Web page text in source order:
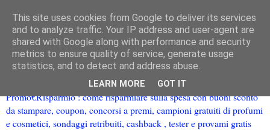
Promo€Risparmio : come risparmiare sulla spesa con buoni sconto
da stampare, coupon, concorsi a premi, campioni gratuiti di profumi
e cosmetici, sondaggi retribuiti, cashback , tester e provami gratis
This site uses cookies from Google to deliver its services
and to analyze traffic. Your IP address and user-agent are
shared with Google along with performance and security
metrics to ensure quality of service, generate usage
statistics, and to detect and address abuse.
LEARN MORE GOT IT